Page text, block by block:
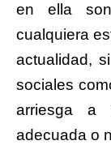
en ella son
cualquiera
actualidad,
sociales
arriesga a
adecuada o